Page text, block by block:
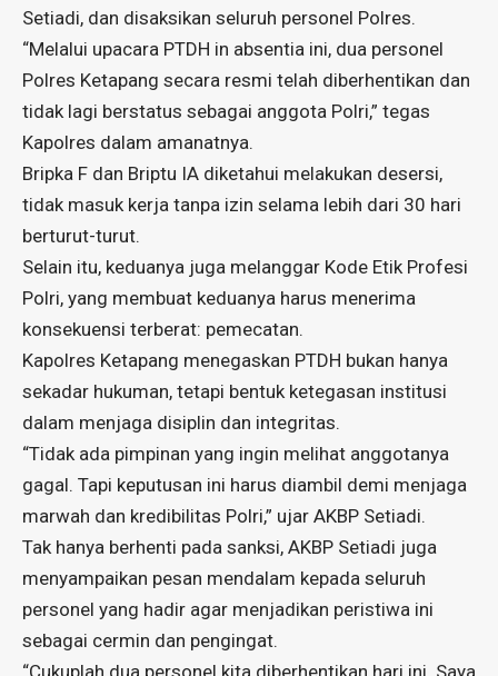
Setiadi, dan disaksikan seluruh personel Polres.
“Melalui upacara PTDH in absentia ini, dua personel
Polres Ketapang secara resmi telah diberhentikan dan
tidak lagi berstatus sebagai anggota Polri,” tegas
Kapolres dalam amanatnya.
Bripka F dan Briptu IA diketahui melakukan desersi,
tidak masuk kerja tanpa izin selama lebih dari 30 hari
berturut-turut.
Selain itu, keduanya juga melanggar Kode Etik Profesi
Polri, yang membuat keduanya harus menerima
konsekuensi terberat: pemecatan.
Kapolres Ketapang menegaskan PTDH bukan hanya
sekadar hukuman, tetapi bentuk ketegasan institusi
dalam menjaga disiplin dan integritas.
“Tidak ada pimpinan yang ingin melihat anggotanya
gagal. Tapi keputusan ini harus diambil demi menjaga
marwah dan kredibilitas Polri,” ujar AKBP Setiadi.
Tak hanya berhenti pada sanksi, AKBP Setiadi juga
menyampaikan pesan mendalam kepada seluruh
personel yang hadir agar menjadikan peristiwa ini
sebagai cermin dan pengingat.